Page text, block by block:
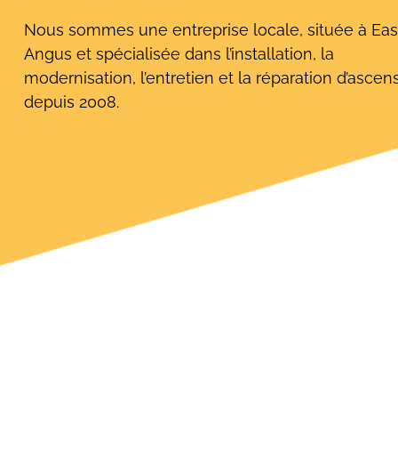
Nous sommes une entreprise locale, située à
Angus et spécialisée dans l’installation, la
modernisation, l’entretien et la réparation
depuis 2008.